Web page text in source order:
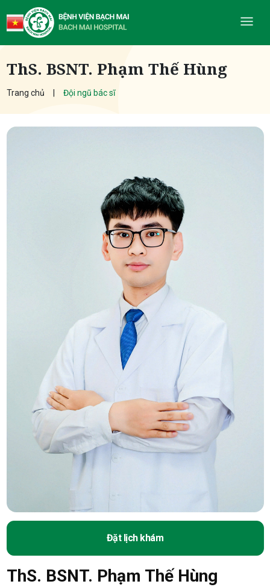
ThS. BSNT. Phạm Thế Hùng
Trang chủ Đội ngũ bác sĩ
Đặt lịch khám
ThS. BSNT. Phạm Thế Hùng